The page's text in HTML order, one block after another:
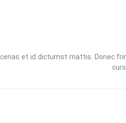
et id dictumst mattis. Donec